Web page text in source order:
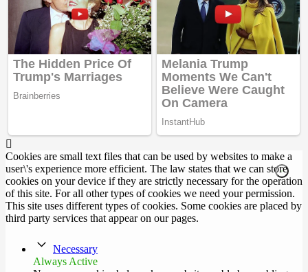
Cookies are small text files that can be used by websites to make a
user\'s experience more efficient. The law states that we can store
cookies on your device if they are strictly necessary for the operation
of this site. For all other types of cookies we need your permission.
This site uses different types of cookies. Some cookies are placed by
third party services that appear on our pages.
Necessary
Always Active